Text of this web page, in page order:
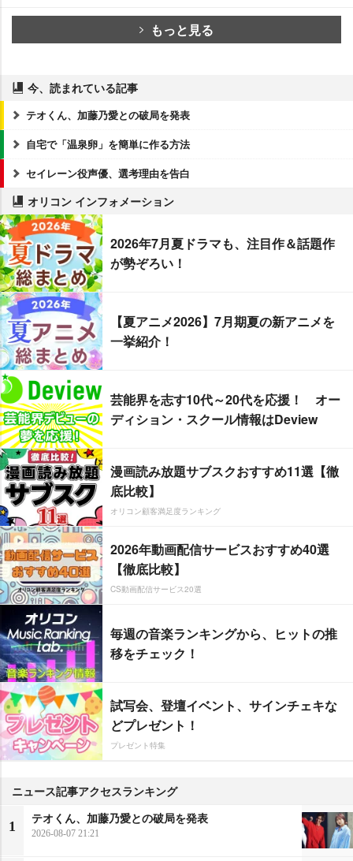
もっと見る
今、読まれている記事
テオくん、加藤乃愛との破局を発表
自宅で「温泉卵」を簡単に作る方法
セイレーン役声優、選考理由を告白
オリコン インフォメーション
2026年7月夏ドラマも、注目作＆話題作
が勢ぞろい！
【夏アニメ2026】7月期夏の新アニメを
一挙紹介！
芸能界を志す10代～20代を応援！ オー
ディション・スクール情報はDeview
漫画読み放題サブスクおすすめ11選【徹
底比較】
オリコン顧客満足度ランキング
2026年動画配信サービスおすすめ40選
【徹底比較】
CS動画配信サービス20選
毎週の音楽ランキングから、ヒットの推
移をチェック！
試写会、登壇イベント、サインチェキな
どプレゼント！
プレゼント特集
ニュース記事アクセスランキング
1
テオくん、加藤乃愛との破局を発表
2026-08-07 21:21